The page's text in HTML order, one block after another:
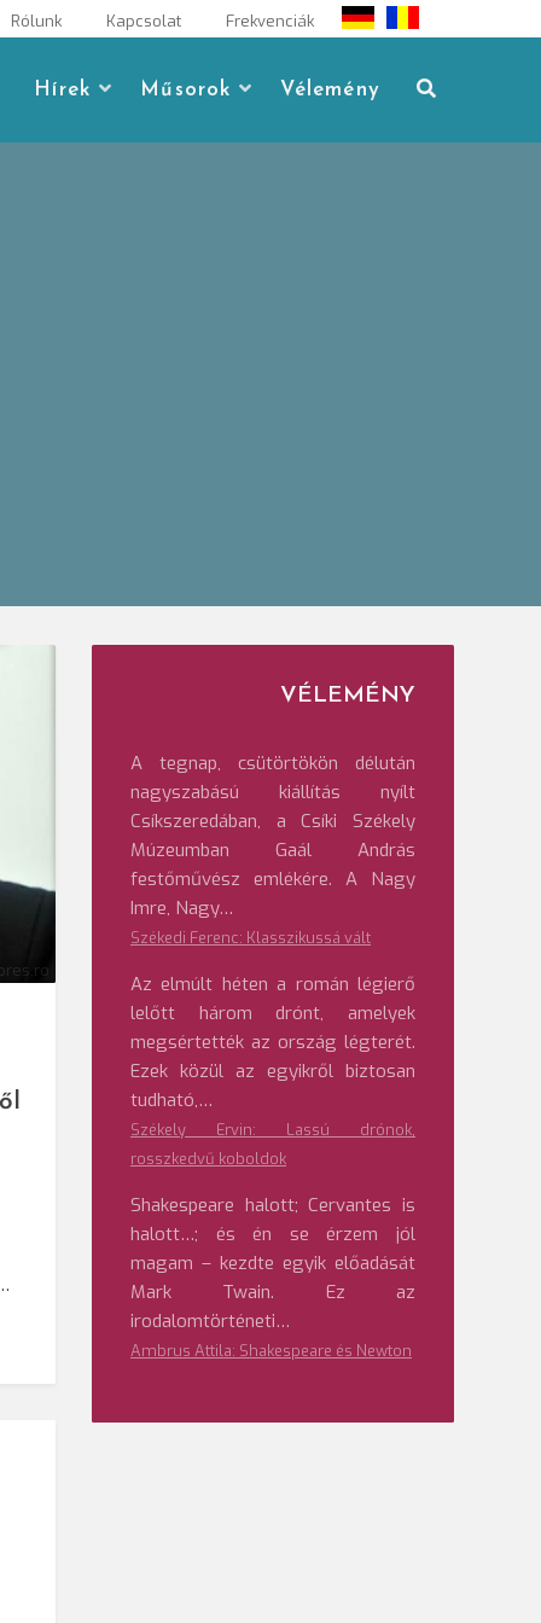
Rólunk Kapcsolat Frekvenciák
Hírek Műsorok Vélemény
VÉLEMÉNY
A tegnap, csütörtökön délután
nagyszabású kiállítás nyílt
Csíkszeredában, a Csíki Székely
Múzeumban Gaál András
festőművész emlékére. A Nagy
Imre, Nagy…
Székedi Ferenc: Klasszikussá vált
Az elmúlt héten a román légierő
lelőtt három drónt, amelyek
megsértették az ország légterét.
Ezek közül az egyikről biztosan
tudható,…
Székely Ervin: Lassú drónok,
rosszkedvű koboldok
Shakespeare halott; Cervantes is
halott…; és én se érzem jól
magam – kezdte egyik előadását
Mark Twain. Ez az
irodalomtörténeti…
Ambrus Attila: Shakespeare és Newton